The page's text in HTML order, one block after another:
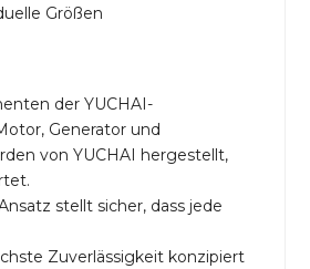
Größen
der YUCHAI-
Generator und
von YUCHAI hergestellt,
stellt sicher, dass jede
Zuverlässigkeit konzipiert